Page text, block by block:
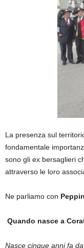
La presenza sul
fondamentale
sono gli ex bersaglieri
attraverso le loro
Ne parliamo con
Quando nasce a
Nasce cinque anni fa